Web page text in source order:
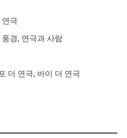
극
경, 연극과 사람
더 연극, 바이 더 연극